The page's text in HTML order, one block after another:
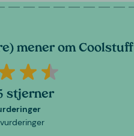
mener om Coolstuff
stjerner